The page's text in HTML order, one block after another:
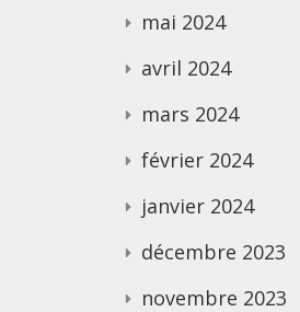
mai 2024
avril 2024
mars 2024
février 2024
janvier 2024
décembre 2023
novembre 2023